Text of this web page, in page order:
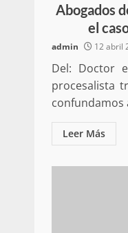
Abogados
el
admin 12 abril
Del: Doctor
procesalista
confundamos
Leer Más